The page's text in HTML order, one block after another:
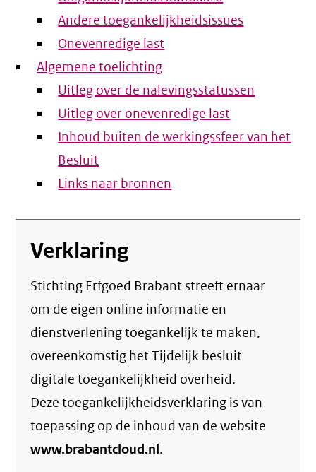
Andere toegankelijkheidsissues
Onevenredige last
Algemene toelichting
Uitleg over de nalevingsstatussen
Uitleg over onevenredige last
Inhoud buiten de werkingssfeer van het
Besluit
Links naar bronnen
Verklaring
Stichting Erfgoed Brabant streeft ernaar
om de eigen online informatie en
dienstverlening toegankelijk te maken,
overeenkomstig hetTijdelijk besluit
digitale toegankelijkheid overheid.
Deze toegankelijkheidsverklaring is van
toepassing op de inhoud van de website
www.brabantcloud.nl.